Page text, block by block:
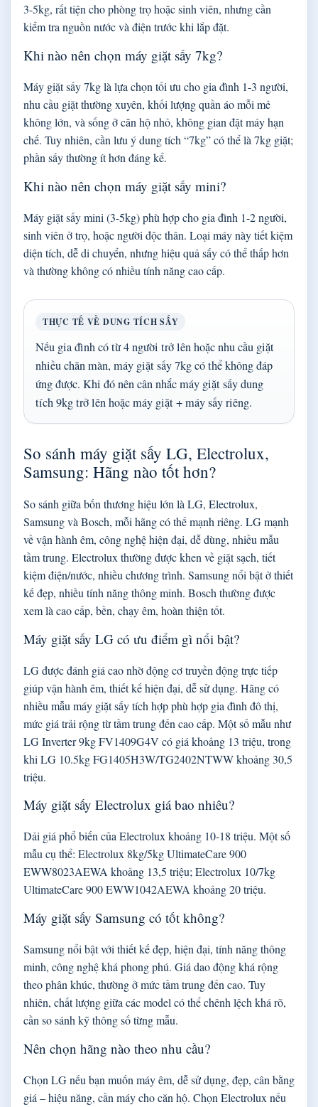
3-5kg, rất tiện cho phòng trọ hoặc sinh viên, nhưng cần
kiểm tra nguồn nước và điện trước khi lắp đặt.
Khi nào nên chọn máy giặt sấy 7kg?
Máy giặt sấy 7kg là lựa chọn tối ưu cho gia đình 1-3 người,
nhu cầu giặt thường xuyên, khối lượng quần áo mỗi mẻ
không lớn, và sống ở căn hộ nhỏ, không gian đặt máy hạn
chế. Tuy nhiên, cần lưu ý dung tích “7kg” có thể là 7kg giặt;
phần sấy thường ít hơn đáng kể.
Khi nào nên chọn máy giặt sấy mini?
Máy giặt sấy mini (3-5kg) phù hợp cho gia đình 1-2 người,
sinh viên ở trọ, hoặc người độc thân. Loại máy này tiết kiệm
diện tích, dễ di chuyển, nhưng hiệu quả sấy có thể thấp hơn
và thường không có nhiều tính năng cao cấp.
THỰC TẾ VỀ DUNG TÍCH SẤY
Nếu gia đình có từ 4 người trở lên hoặc nhu cầu giặt
nhiều chăn màn, máy giặt sấy 7kg có thể không đáp
ứng được. Khi đó nên cân nhắc máy giặt sấy dung
tích 9kg trở lên hoặc máy giặt + máy sấy riêng.
So sánh máy giặt sấy LG, Electrolux,
Samsung: Hãng nào tốt hơn?
So sánh giữa bốn thương hiệu lớn là LG, Electrolux,
Samsung và Bosch, mỗi hãng có thế mạnh riêng. LG mạnh
về vận hành êm, công nghệ hiện đại, dễ dùng, nhiều mẫu
tầm trung. Electrolux thường được khen về giặt sạch, tiết
kiệm điện/nước, nhiều chương trình. Samsung nổi bật ở thiết
kế đẹp, nhiều tính năng thông minh. Bosch thường được
xem là cao cấp, bền, chạy êm, hoàn thiện tốt.
Máy giặt sấy LG có ưu điểm gì nổi bật?
LG được đánh giá cao nhờ động cơ truyền động trực tiếp
giúp vận hành êm, thiết kế hiện đại, dễ sử dụng. Hãng có
nhiều mẫu máy giặt sấy tích hợp phù hợp gia đình đô thị,
mức giá trải rộng từ tầm trung đến cao cấp. Một số mẫu như
LG Inverter 9kg FV1409G4V có giá khoảng 13 triệu, trong
khi LG 10.5kg FG1405H3W/TG2402NTWW khoảng 30,5
triệu.
Máy giặt sấy Electrolux giá bao nhiêu?
Dải giá phổ biến của Electrolux khoảng 10-18 triệu. Một số
mẫu cụ thể: Electrolux 8kg/5kg UltimateCare 900
EWW8023AEWA khoảng 13,5 triệu; Electrolux 10/7kg
UltimateCare 900 EWW1042AEWA khoảng 20 triệu.
Máy giặt sấy Samsung có tốt không?
Samsung nổi bật với thiết kế đẹp, hiện đại, tính năng thông
minh, công nghệ khá phong phú. Giá dao động khá rộng
theo phân khúc, thường ở mức tầm trung đến cao. Tuy
nhiên, chất lượng giữa các model có thể chênh lệch khá rõ,
cần so sánh kỹ thông số từng mẫu.
Nên chọn hãng nào theo nhu cầu?
Chọn LG nếu bạn muốn máy êm, dễ sử dụng, đẹp, cân bằng
giá – hiệu năng, cần máy cho căn hộ. Chọn Electrolux nếu